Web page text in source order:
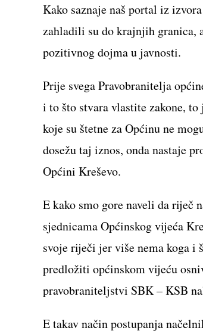
Kako saznaje naš portal iz
zahladili su do krajnjih granica,
pozitivnog dojma u javnosti.
Prije svega Pravobranitelja
i to što stvara vlastite zakone,
koje su štetne za Općinu ne
dosežu taj iznos, onda nastaje
Općini Kreševo.
E kako smo gore naveli da riječ
sjednicama Općinskog vijeća
svoje riječi jer više nema koga
predložiti općinskom vijeću
pravobraniteljstvi SBK – KSB
E takav način postupanja